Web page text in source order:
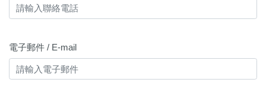
電子郵件 / E-mail